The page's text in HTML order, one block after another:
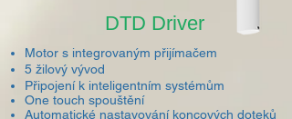
DTD Driver
Motor s integrovaným přijímačem
5 žilový vývod
Připojení k inteligentním systémům
One touch spouštění
Automatické nastavování koncových doteků